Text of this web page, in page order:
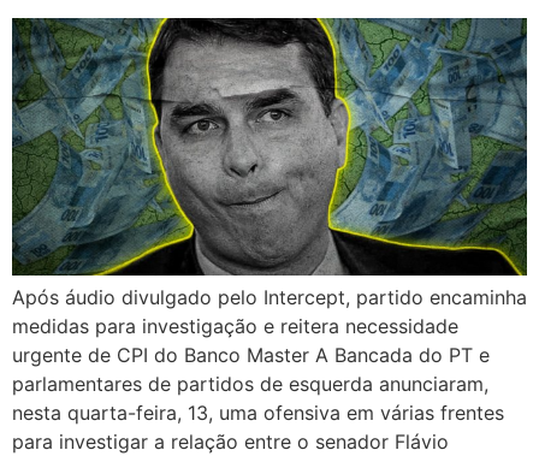
Após áudio divulgado pelo Intercept, partido encaminha
medidas para investigação e reitera necessidade
urgente de CPI do Banco Master A Bancada do PT e
parlamentares de partidos de esquerda anunciaram,
nesta quarta-feira, 13, uma ofensiva em várias frentes
para investigar a relação entre o senador Flávio